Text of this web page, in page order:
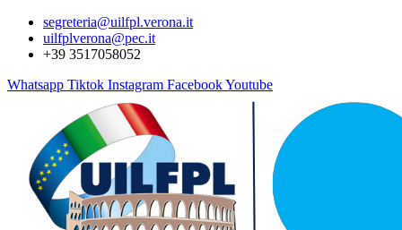
segreteria@uilfpl.verona.it
uilfplverona@pec.it
+39 3517058052
Whatsapp Tiktok Instagram FacebookYoutube